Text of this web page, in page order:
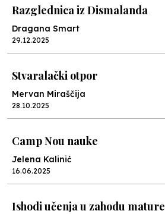
Razglednica iz Dismalanda
Dragana Smart
29.12.2025
Stvaralački otpor
Mervan Miraščija
28.10.2025
Camp Nou nauke
Jelena Kalinić
16.06.2025
Ishodi učenja u zahodu mature